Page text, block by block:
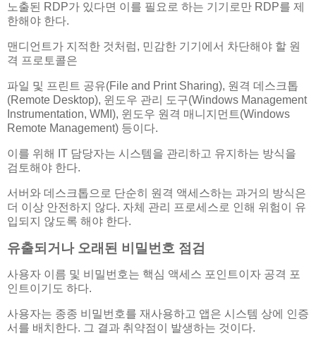
노출된 RDP가 있다면 이를 필요로 하는 기기로만 RDP를 제
한해야 한다.
맨디언트가 지적한 것처럼, 민감한 기기에서 차단해야 할 원
격 프로토콜은
파일 및 프린트 공유(File and Print Sharing), 원격 데스크톱
(Remote Desktop), 윈도우 관리 도구(Windows Management
Instrumentation, WMI), 윈도우 원격 매니지먼트(Windows
Remote Management) 등이다.
이를 위해 IT 담당자는 시스템을 관리하고 유지하는 방식을
검토해야 한다.
서버와 데스크톱으로 단순히 원격 액세스하는 과거의 방식은
더 이상 안전하지 않다. 자체 관리 프로세스로 인해 위험이 유
입되지 않도록 해야 한다.
유출되거나 오래된 비밀번호 점검
사용자 이름 및 비밀번호는 핵심 액세스 포인트이자 공격 포
인트이기도 하다.
사용자는 종종 비밀번호를 재사용하고 앱은 시스템 상에 인증
서를 배치한다. 그 결과 취약점이 발생하는 것이다.